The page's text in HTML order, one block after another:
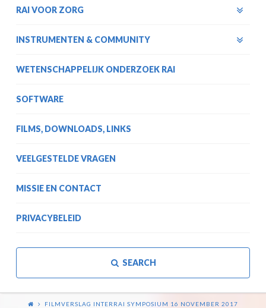
RAI VOOR ZORG
INSTRUMENTEN & COMMUNITY
WETENSCHAPPELIJK ONDERZOEK RAI
SOFTWARE
FILMS, DOWNLOADS, LINKS
VEELGESTELDE VRAGEN
MISSIE EN CONTACT
PRIVACYBELEID
SEARCH
FILMVERSLAG INTERRAI SYMPOSIUM 16 NOVEMBER 2017